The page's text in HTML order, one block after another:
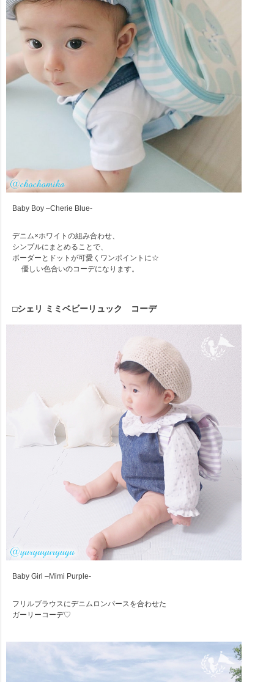
Baby Boy –Cherie Blue-
デニム×ホワイトの組み合わせ、
シンプルにまとめることで、
ボーダーとドットが可愛くワンポイントに☆
優しい色合いのコーデになります。
□シェリ ミミベビーリュック コーデ
Baby Girl –Mimi Purple-
フリルブラウスにデニムロンパースを合わせた
ガーリーコーデ♡